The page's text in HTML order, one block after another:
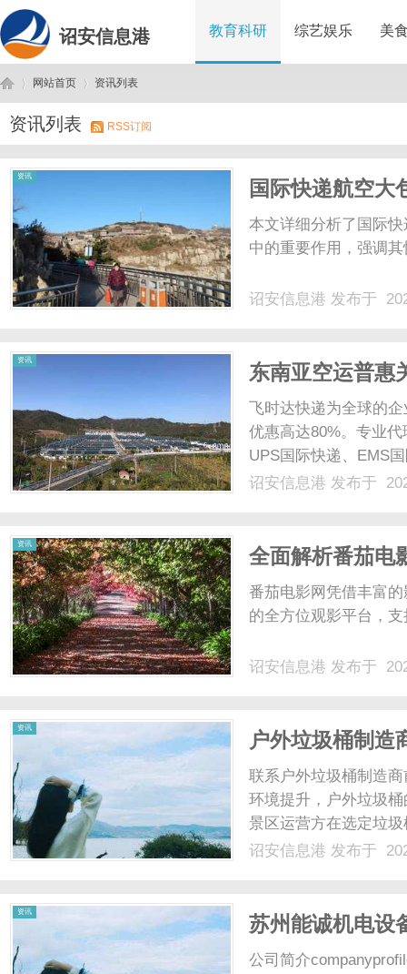
诏安信息港 教育科研 综艺娱乐 美
诏 ›
网站首页
›
资讯列表
资讯列表 RSS订阅
资讯
国际快递航空大
本文详细分析了国际
中的重要作用，强调
诏安信息港 发布于
资讯
东南亚空运普惠
证怎么合规申领
网
飞时达快递为全球的
优惠高达80%。专业
UPS国际快递、EMS
业务。欧洲.美洲.非洲.
诏安信息港 发布于
资讯
全面解析番茄电
番茄电影网凭借丰富
的全方位观影平台，
诏安信息港 发布于
资讯
户外垃圾桶制造
联系户外垃圾桶制造
环境提升，户外垃圾
景区运营方在选定垃
一联系，但如果采购
诏安信息港 发布于
资讯
苏州能诚机电设
公司简介